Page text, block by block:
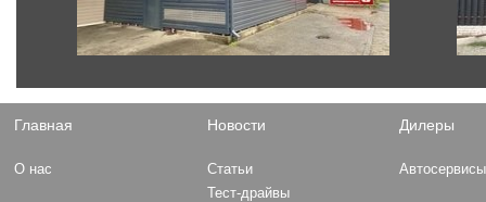
Главная
О нас
Новости
Статьи
Тест-драйвы
Дилеры
Автосервисы